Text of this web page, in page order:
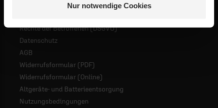
Nur notwendige Cookies
Rechte der Betroffenen (DSGVO)
Datenschutz
AGB
Widerrufsformular (PDF)
Widerrufsformular (Online)
Altgeräte- und Batterieentsorgung
Nutzungsbedingungen